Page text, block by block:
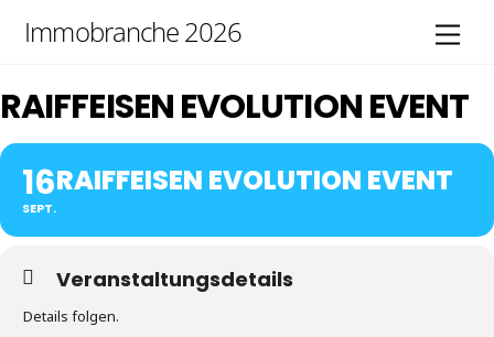
Immobranche 2026
RAIFFEISEN EVOLUTION EVENT
16
SEPT.
RAIFFEISEN EVOLUTION EVENT
Veranstaltungsdetails
Details folgen.